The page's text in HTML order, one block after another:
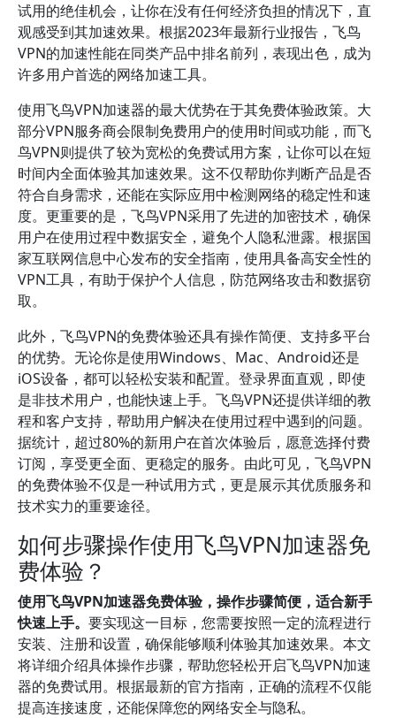
试用的绝佳机会，让你在没有任何经济负担的情况下，直
观感受到其加速效果。根据2023年最新行业报告，飞鸟
VPN的加速性能在同类产品中排名前列，表现出色，成为
许多用户首选的网络加速工具。
使用飞鸟VPN加速器的最大优势在于其免费体验政策。大
部分VPN服务商会限制免费用户的使用时间或功能，而飞
鸟VPN则提供了较为宽松的免费试用方案，让你可以在短
时间内全面体验其加速效果。这不仅帮助你判断产品是否
符合自身需求，还能在实际应用中检测网络的稳定性和速
度。更重要的是，飞鸟VPN采用了先进的加密技术，确保
用户在使用过程中数据安全，避免个人隐私泄露。根据国
家互联网信息中心发布的安全指南，使用具备高安全性的
VPN工具，有助于保护个人信息，防范网络攻击和数据窃
取。
此外，飞鸟VPN的免费体验还具有操作简便、支持多平台
的优势。无论你是使用Windows、Mac、Android还是
iOS设备，都可以轻松安装和配置。登录界面直观，即使
是非技术用户，也能快速上手。飞鸟VPN还提供详细的教
程和客户支持，帮助用户解决在使用过程中遇到的问题。
据统计，超过80%的新用户在首次体验后，愿意选择付费
订阅，享受更全面、更稳定的服务。由此可见，飞鸟VPN
的免费体验不仅是一种试用方式，更是展示其优质服务和
技术实力的重要途径。
如何步骤操作使用飞鸟VPN加速器免
费体验？
使用飞鸟VPN加速器免费体验，操作步骤简便，适合新手
快速上手。 要实现这一目标，您需要按照一定的流程进行
安装、注册和设置，确保能够顺利体验其加速效果。本文
将详细介绍具体操作步骤，帮助您轻松开启飞鸟VPN加速
器的免费试用。根据最新的官方指南，正确的流程不仅能
提高连接速度，还能保障您的网络安全与隐私。